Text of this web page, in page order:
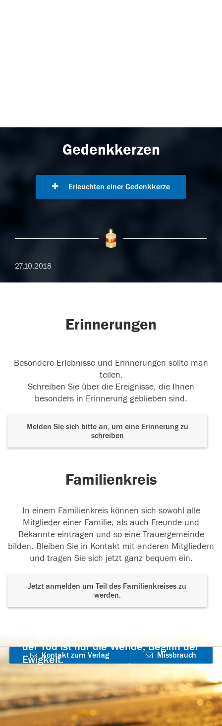
Gedenkkerzen
Erleuchten einer Gedenkkerze
27.10.2018
Erinnerungen
Besondere Erlebnisse und Erinnerungen sollte man
teilen.
Schreiben Sie über die Ereignisse, die Ihnen
besonders in Erinnerung geblieben sind.
Melden Sie sich bitte an, um eine Erinnerung zu
schreiben
Familienkreis
In einem Familienkreis können sich sowohl alle
Mitglieder einer Familie, als auch Freunde und
Bekannte eintragen und so eine Trauergemeinde
bilden. Bleiben Sie in Kontakt mit anderen Mitgliedern
und tragen Sie sich jetzt ganz bequem ein.
Jetzt anmelden um Teil des Familienkreises zu
werden.
der Tod ist nur die Wende, Beginn der
Ewigkeit.
Kontakt zum Verlag
aufnehmen
Missbrauch